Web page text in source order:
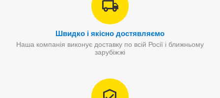
Швидко і якісно достявляємо
Наша компанія виконує доставку по всій Росії і ближньому
зарубіжжі